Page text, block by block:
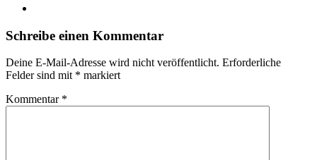
Schreibe einen Kommentar
Deine E-Mail-Adresse wird nicht veröffentlicht. Erforderliche
Felder sind mit * markiert
Kommentar *